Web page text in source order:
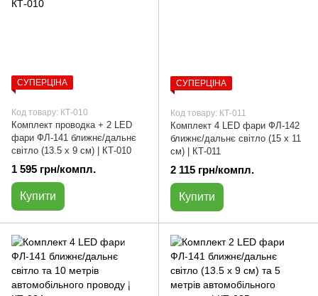
СУПЕРЦІНА
Код товару: КТ-010
Комплект проводка + 2 LED
фари ФЛ-141 ближнє/дальнє
світло (13.5 х 9 см) | КТ-010
1 595 грн/компл.
Купити
СУПЕРЦІНА
Код товару: КТ-011
Комплект 4 LED фари ФЛ-142
ближнє/дальнє світло (15 х 11
см) | КТ-011
2 115 грн/компл.
Купити